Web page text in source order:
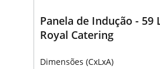
Panela de Indução - 59
Royal Catering
Dimensões (CxLxA)